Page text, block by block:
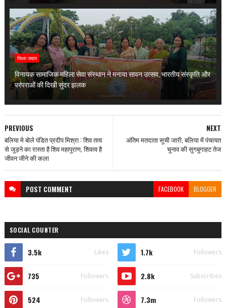
जिला जवार
विनायक सामाजिक महिला सेवा संस्थान ने मनाया सावन उत्सव, भारतीय संस्कृति और
परंपराओं की दिखी सुंदर झलक
NEXT
अंतिम मतदाता सूची जारी, बलिया में पंचायत
चुनाव की सुगबुगाहट तेज
PREVIOUS
बलिया मे बोले पंडित प्रदीप मिश्रा : शिव तत्व
से जुड़ने का रास्ता है शिव महापुराण, शिवत्व है
जीवन जीने की कला
POST COMMENT FACEBOOK BLOGGER
SOCIAL COUNTER
3.5k Likes 1.7k Followers
735 Followers 2.8k Subscribes
524 Followers 7.3m Followers